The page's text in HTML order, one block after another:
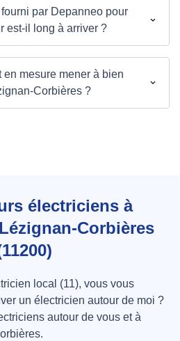
par Depanneo pour
est-il long à arriver ?
mesure mener à bien
Corbières ?
électriciens à
Corbières
local (11), vous vous
un électricien autour de moi ?
autour de vous et à